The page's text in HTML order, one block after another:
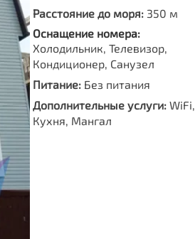
Расстояние до моря:350 м
Оснащение номера:
Холодильник, Телевизор,
Кондиционер, Санузел
Питание:Без питания
Дополнительные услуги:WiFi,
Кухня, Мангал